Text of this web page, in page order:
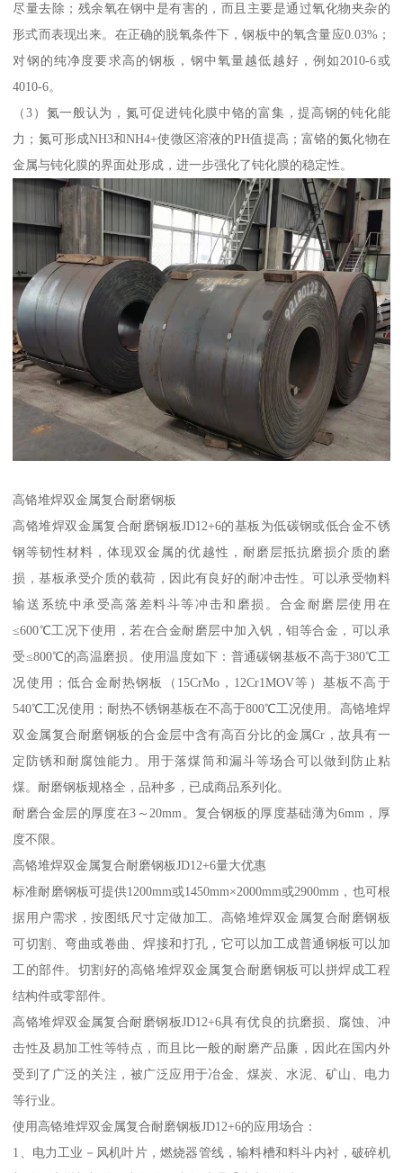
尽量去除；残余氧在钢中是有害的，而且主要是通过氧化物夹杂的
形式而表现出来。在正确的脱氧条件下，钢板中的氧含量应0.03%；
对钢的纯净度要求高的钢板，钢中氧量越低越好，例如2010-6或
4010-6。
（3）氮一般认为，氮可促进钝化膜中铬的富集，提高钢的钝化能
力；氮可形成NH3和NH4+使微区溶液的PH值提高；富铬的氮化物在
金属与钝化膜的界面处形成，进一步强化了钝化膜的稳定性。
高铬堆焊双金属复合耐磨钢板
高铬堆焊双金属复合耐磨钢板JD12+6的基板为低碳钢或低合金不锈
钢等韧性材料，体现双金属的优越性，耐磨层抵抗磨损介质的磨
损，基板承受介质的载荷，因此有良好的耐冲击性。可以承受物料
输送系统中承受高落差料斗等冲击和磨损。合金耐磨层使用在
≤600℃工况下使用，若在合金耐磨层中加入钒，钼等合金，可以承
受≤800℃的高温磨损。使用温度如下：普通碳钢基板不高于380℃工
况使用；低合金耐热钢板（15CrMo，12Cr1MOV等）基板不高于
540℃工况使用；耐热不锈钢基板在不高于800℃工况使用。高铬堆焊
双金属复合耐磨钢板的合金层中含有高百分比的金属Cr，故具有一
定防锈和耐腐蚀能力。用于落煤筒和漏斗等场合可以做到防止粘
煤。耐磨钢板规格全，品种多，已成商品系列化。
耐磨合金层的厚度在3～20mm。复合钢板的厚度基础薄为6mm，厚
度不限。
高铬堆焊双金属复合耐磨钢板JD12+6量大优惠
标准耐磨钢板可提供1200mm或1450mm×2000mm或2900mm，也可根
据用户需求，按图纸尺寸定做加工。高铬堆焊双金属复合耐磨钢板
可切割、弯曲或卷曲、焊接和打孔，它可以加工成普通钢板可以加
工的部件。切割好的高铬堆焊双金属复合耐磨钢板可以拼焊成工程
结构件或零部件。
高铬堆焊双金属复合耐磨钢板JD12+6具有优良的抗磨损、腐蚀、冲
击性及易加工性等特点，而且比一般的耐磨产品廉，因此在国内外
受到了广泛的关注，被广泛应用于冶金、煤炭、水泥、矿山、电力
等行业。
使用高铬堆焊双金属复合耐磨钢板JD12+6的应用场合：
1、电力工业－风机叶片，燃烧器管线，输料槽和料斗内衬，破碎机